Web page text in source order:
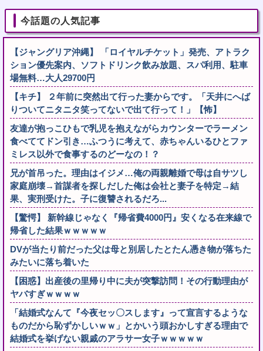
ｗｗｗｗｗｗ
今話題の人気記事
【ジャングリア沖縄】 「ロイヤルチケット」発売、アトラク
ション優先案内、ソフトドリンク飲み放題、スパ利用、駐車
場無料…大人29700円
【キチ】 ２年前に突然出て行った妻からです。「天井にへば
りついてニタニタ笑ってないで出て行って！」【怖】
友達が抱っこひもで乳児を抱えながらカウンターでラーメン
食べててドン引き…ふつうに考えて、赤ちゃんいるひとファ
ミレス以外で食事するのどーなの！？
兄が首吊った。理由はイジメ…俺の両親離婚で母は自サツし
家庭崩壊→首謀者を探しだした俺は会社と妻子を特定→結
果、実刑受けた。子に復讐されるだろ...
【驚愕】 新幹線じゃなく『帰省費4000円』安くなる在来線で
帰省した結果ｗｗｗｗｗ
DVが当たり前だった父は母と別居したとたん憑き物が落ちた
みたいに落ち着いた
【困惑】出産後の里帰り中に夫が突撃訪問！その行動理由が
ヤバすぎｗｗｗｗ
「結婚式なんて『今夜セッ〇スします』って宣言するような
ものだから恥ずかしいｗｗ」とかいう頭おかしすぎる理由で
結婚式を挙げない親戚のアラサー女子ｗｗｗｗｗ